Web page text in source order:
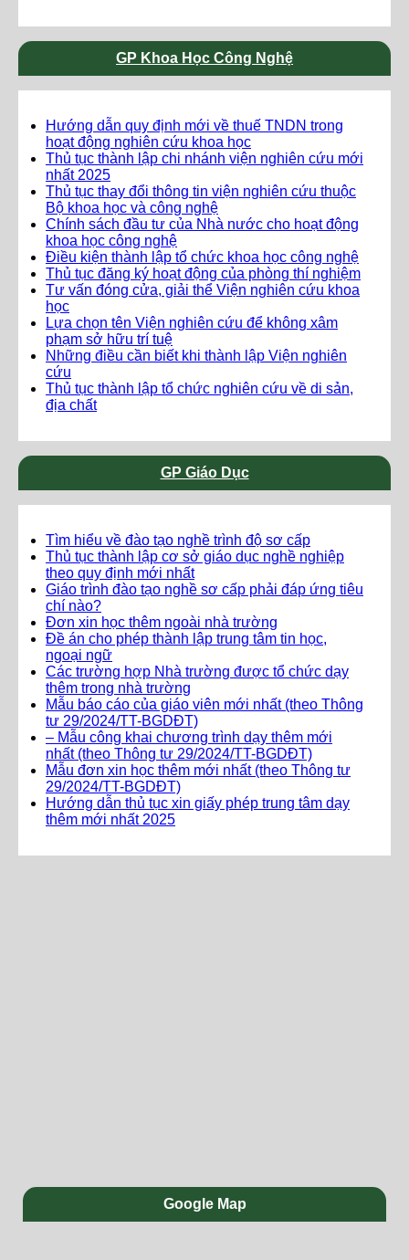
GP Khoa Học Công Nghệ
Hướng dẫn quy định mới về thuế TNDN trong
hoạt động nghiên cứu khoa học
Thủ tục thành lập chi nhánh viện nghiên cứu mới
nhất 2025
Thủ tục thay đổi thông tin viện nghiên cứu thuộc
Bộ khoa học và công nghệ
Chính sách đầu tư của Nhà nước cho hoạt động
khoa học công nghệ
Điều kiện thành lập tổ chức khoa học công nghệ
Thủ tục đăng ký hoạt động của phòng thí nghiệm
Tư vấn đóng cửa, giải thể Viện nghiên cứu khoa
học
Lựa chọn tên Viện nghiên cứu để không xâm
phạm sở hữu trí tuệ
Những điều cần biết khi thành lập Viện nghiên
cứu
Thủ tục thành lập tổ chức nghiên cứu về di sản,
địa chất
GP Giáo Dục
Tìm hiểu về đào tạo nghề trình độ sơ cấp
Thủ tục thành lập cơ sở giáo dục nghề nghiệp
theo quy định mới nhất
Giáo trình đào tạo nghề sơ cấp phải đáp ứng tiêu
chí nào?
Đơn xin học thêm ngoài nhà trường
Đề án cho phép thành lập trung tâm tin học,
ngoại ngữ
Các trường hợp Nhà trường được tổ chức dạy
thêm trong nhà trường
Mẫu báo cáo của giáo viên mới nhất (theo Thông
tư 29/2024/TT-BGDĐT)
– Mẫu công khai chương trình dạy thêm mới
nhất (theo Thông tư 29/2024/TT-BGDĐT)
Mẫu đơn xin học thêm mới nhất (theo Thông tư
29/2024/TT-BGDĐT)
Hướng dẫn thủ tục xin giấy phép trung tâm dạy
thêm mới nhất 2025
Google Map